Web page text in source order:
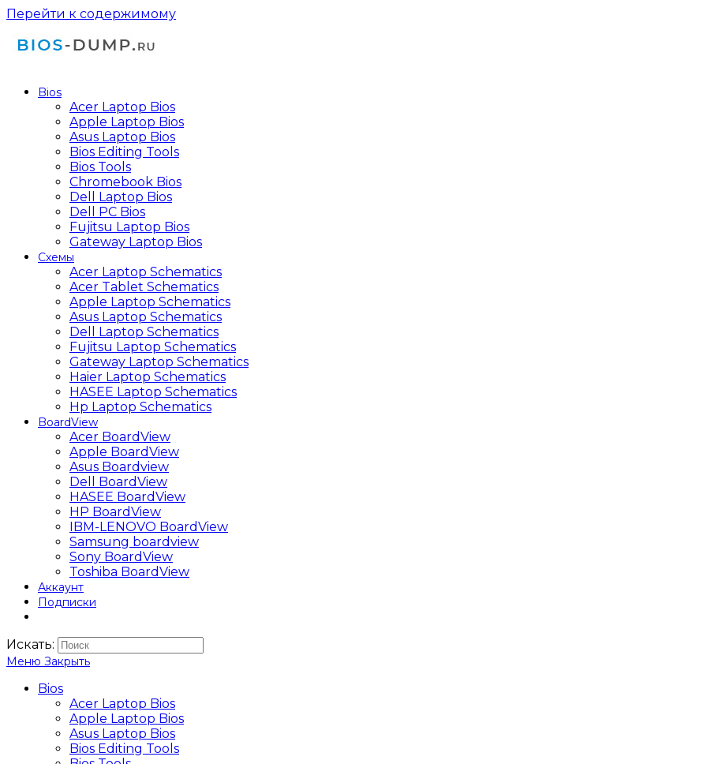
Перейти к содержимому
Bios
Acer Laptop Bios
Apple Laptop Bios
Asus Laptop Bios
Bios Editing Tools
Bios Tools
Chromebook Bios
Dell Laptop Bios
Dell PC Bios
Fujitsu Laptop Bios
Gateway Laptop Bios
Схемы
Acer Laptop Schematics
Acer Tablet Schematics
Apple Laptop Schematics
Asus Laptop Schematics
Dell Laptop Schematics
Fujitsu Laptop Schematics
Gateway Laptop Schematics
Haier Laptop Schematics
HASEE Laptop Schematics
Hp Laptop Schematics
BoardView
Acer BoardView
Apple BoardView
Asus Boardview
Dell BoardView
HASEE BoardView
HP BoardView
IBM-LENOVO BoardView
Samsung boardview
Sony BoardView
Toshiba BoardView
Аккаунт
Подписки
Искать:
Меню Закрыть
Bios
Acer Laptop Bios
Apple Laptop Bios
Asus Laptop Bios
Bios Editing Tools